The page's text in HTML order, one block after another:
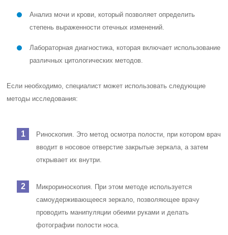
Анализ мочи и крови, который позволяет определить
степень выраженности отечных изменений.
Лабораторная диагностика, которая включает использование
различных цитологических методов.
Если необходимо, специалист может использовать следующие
методы исследования:
Риноскопия. Это метод осмотра полости, при котором врач
вводит в носовое отверстие закрытые зеркала, а затем
открывает их внутри.
Микрориноскопия. При этом методе используется
самоудерживающееся зеркало, позволяющее врачу
проводить манипуляции обеими руками и делать
фотографии полости носа.